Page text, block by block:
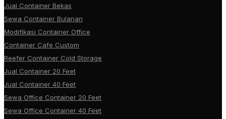
Jual Container Bekas
Sewa Container Bulanan
Modifikasi Container Office
Container Cafe Custom
Reefer Container Cold Storage
Jual Container 20 Feet
Jual Container 40 Feet
Sewa Office Container 20 Feet
Sewa Office Container 40 Feet